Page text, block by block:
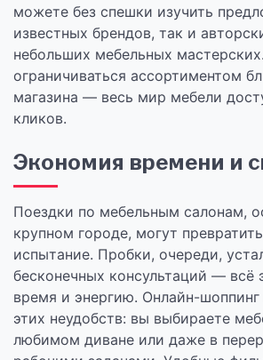
можете без спешки изучить
известных брендов, так и
небольших мебельных
ограничиваться ассортиментом
магазина — весь мир мебели
кликов.
Экономия времени и
Поездки по мебельным салонам,
крупном городе, могут
испытание. Пробки, очереди,
бесконечных консультаций — всё
время и энергию. Онлайн-шоппинг
этих неудобств: вы выбираете
любимом диване или даже в